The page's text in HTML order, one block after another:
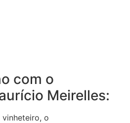
com o
Meirelles:
vinheteiro, o